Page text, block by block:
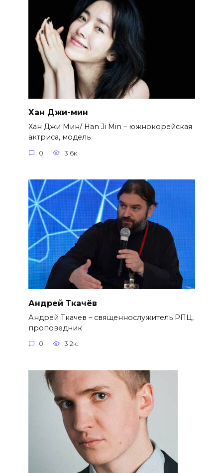
Хан Джи-мин
Хан Джи Мин/ Han Ji Min – южнокорейская
актриса, модель
0 3.6к.
Андрей Ткачёв
Андрей Ткачев – священнослужитель РПЦ,
проповедник
0 3.2к.